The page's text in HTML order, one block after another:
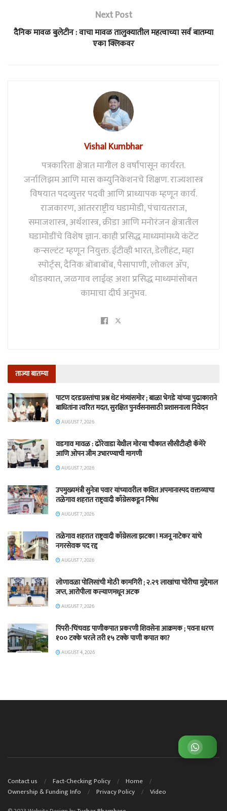
व्हाट्सअप ग्रुप जॉईन करा
Next Post
दैनिक मावळ बुलेटीन : वाचा मावळ तालुक्यातील महत्वाच्या सर्व बातम्या
एका क्लिकवर
Vishal Kumbhar
पत्रकारिता क्षेत्रात मागील 8 वर्षांपासून कार्यरत.
जर्नालिझम आणि मास कम्युनिकेशनचे शिक्षण. राज्यशास्त्र
विषयात पदव्युत्तर पदवी आणि प्राध्यापक म्हणून कार्य.
राजकारण, आंतरराष्ट्रीय घडामोडी, पंचायतराज,
समाजशास्त्र, अर्थशास्त्र, क्रीडा आणि मनोरंजन क्षेत्रातील
घडामोडींचे विशेष ज्ञान. काही प्रसिद्ध माध्यमांमध्ये कंटेंट
कन्सल्टंट म्हणून नियुक्त. ईटीव्ही भारत, डेलीहंट, महा
स्पोर्ट्स, दैनिक बोंबाबोंब, पैसापाणी, लोकल अ‍ॅप,
थोडक्यात, जळगाव लाईव्ह अशा प्रसिद्ध माध्यमांसोबत
कामाचा दीर्घ अनुभव.
ताज्या बातम्या
पाटण दरडग्रस्तांचा प्रश्न थेट मंत्र्यांसमोर ; बाळा भेगडे यांच्या पुढाकाराने
बाधितांना त्वरित मदत, सुरक्षित पुनर्वसनासाठी प्रशासनाला निवेदन
AUGUST 7, 2026
वडगाव मावळ : ढोरेवाडा येथील मोरया चौकात सीसीटीव्ही कॅमेरे
आणि ओपन जीम उभारण्याची मागणी
AUGUST 7, 2026
उपमुख्यमंत्री सुनेत्रा पवार यांच्यावरील कथित अपमानास्पद वक्तव्याचा
तळेगाव शहरात राष्ट्रवादी काँग्रेसकडून निषेध
AUGUST 7, 2026
तळेगाव शहरात राष्ट्रवादी काँग्रेसला झटका ! मजनू नाटेकर यांचे
नगरसेवक पद रद्द
AUGUST 7, 2026
लोणावळा पोलिसांची मोठी कामगिरी ; २.२९ लाखांचा चोरीचा मुद्देमाल
जप्त, आरोपीला कल्याणमधून अटक
AUGUST 7, 2026
पिंपरी-चिंचवड पाणीकपात प्रकरणी शिवसेना आक्रमक ; पवना धरण
१०० टक्के भरले तरी १५ टक्के पाणी कपात का?
AUGUST 4, 2026
Contact us Fact-Checking Policy
Home
Ownership & Funding Info
Privacy Policy Video